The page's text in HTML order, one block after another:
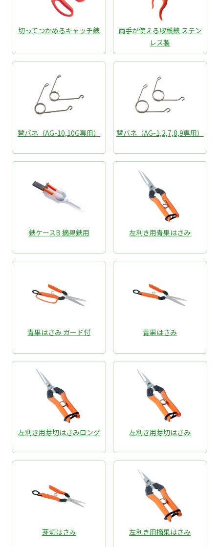
切ってつかめるキャッチ鋏
両手が使える収穫鋏 ステン
レス製
替バネ（AG-10,10G専用） 替バネ（AG-1,2,7,8,9専用）
鋏ケースB 摘果鋏用 左利き用青果はさみ
青果はさみ ガード付 青果はさみ
左利き用芽切はさみロング 左利き用芽切はさみ
芽切はさみ 左利き用摘果はさみ